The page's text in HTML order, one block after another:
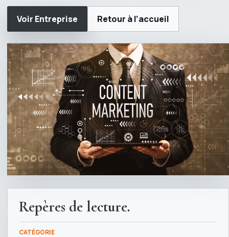
Voir Entreprise Retour à l’accueil
Repères de lecture.
CATÉGORIE